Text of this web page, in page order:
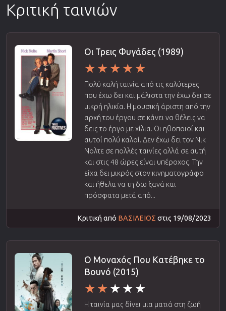
Κριτική ταινιών
Οι Τρεις Φυγάδες (1989)
Πολύ καλή ταινία από τις καλύτερες
που έχω δει και μάλιστα την έχω δει σε
μικρή ηλικία. Η μουσική άριστη από την
αρχή του έργου σε κάνει να θέλεις να
δεις το έργο με χίλια. Οι ηθοποιοί και
αυτοί πολύ καλοί. Δεν έχω δει τον Νικ
Νολτε σε πολλές ταινίες αλλά σε αυτή
και στις 48 ώρες είναι υπέροχος. Την
είχα δει μικρός στον κινηματογράφο
και ήθελα να τη δω ξανά και
πρόσφατα μετά από...
Κριτική από ΒΑΣΙΛΕΙΟΣ στις 19/08/2023
Ο Μοναχός Που Κατέβηκε το
Βουνό (2015)
Η ταινία μας δίνει μια ματιά στη ζωή